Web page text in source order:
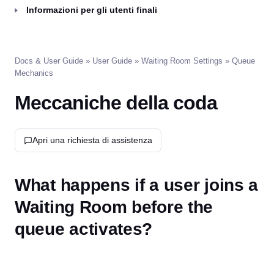
Informazioni per gli utenti finali
Docs & User Guide » User Guide » Waiting Room Settings » Queue
Mechanics
Meccaniche della coda
Apri una richiesta di assistenza
What happens if a user joins a
Waiting Room before the
queue activates?